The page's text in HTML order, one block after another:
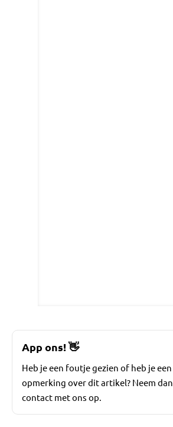
App ons!👋
Heb je een foutje gezien of heb je een
opmerking over dit artikel? Neem dan
contact met ons op.